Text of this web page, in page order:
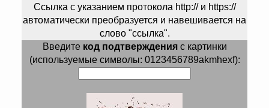
Ссылка с указанием протокола http:// и https://
автоматически преобразуется и навешивается на
слово "ссылка".
Введите код подтвержденияс картинки
(используемые символы: 0123456789akmhexf):